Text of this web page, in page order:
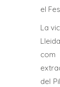
el
La
com
del